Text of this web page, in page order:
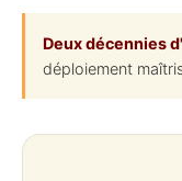
Deux décennies
déploiement